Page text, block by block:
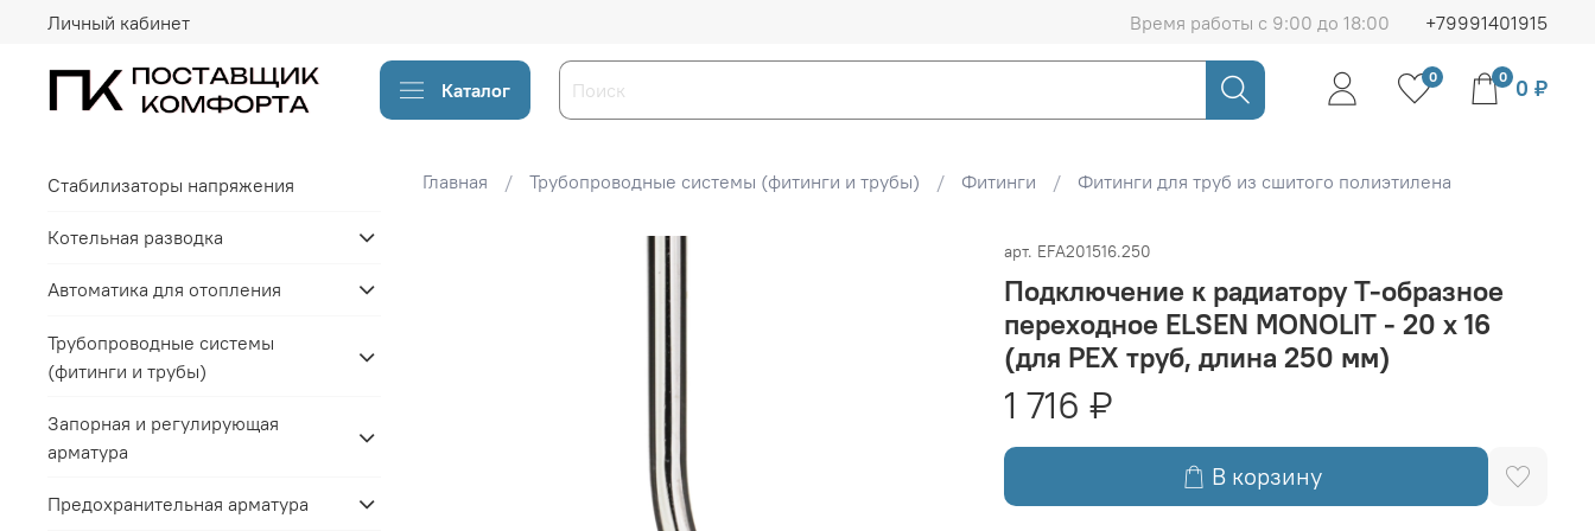
Личный кабинет Время работы с 9:00 до 18:00 +79991401915
Каталог
0 0 0 ₽
Главная Трубопроводные системы (фитинги и трубы) Фитинги Фитинги для труб из сшитого полиэтилена
арт. EFA201516.250
Подключение к радиатору Т-образное
переходное ELSEN MONOLIT - 20 x 16
(для PEX труб, длина 250 мм)
1 716 ₽
В корзину
Стабилизаторы напряжения
Котельная разводка
Автоматика для отопления
Трубопроводные системы
(фитинги и трубы)
Запорная и регулирующая
арматура
Предохранительная арматура